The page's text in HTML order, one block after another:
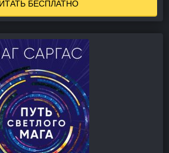
БЕСПЛАТНО